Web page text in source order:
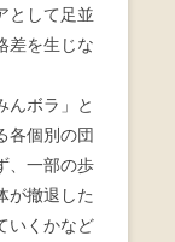
として足並
差を生じな
んボラ」と
各個別の団
、一部の歩
が撤退した
いくかなど